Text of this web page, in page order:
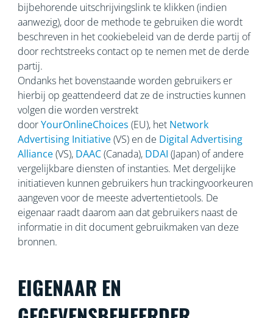
bijbehorende uitschrijvingslink te klikken (indien
aanwezig), door de methode te gebruiken die wordt
beschreven in het cookiebeleid van de derde partij of
door rechtstreeks contact op te nemen met de derde
partij.
Ondanks het bovenstaande worden gebruikers er
hierbij op geattendeerd dat ze de instructies kunnen
volgen die worden verstrekt
doorYourOnlineChoices (EU), het Network
Advertising Initiative(VS) en de Digital Advertising
Alliance(VS), DAAC(Canada), DDAI (Japan) of andere
vergelijkbare diensten of instanties. Met dergelijke
initiatieven kunnen gebruikers hun trackingvoorkeuren
aangeven voor de meeste advertentietools. De
eigenaar raadt daarom aan dat gebruikers naast de
informatie in dit document gebruikmaken van deze
bronnen.
EIGENAAR EN